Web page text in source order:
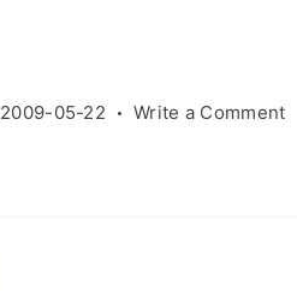
2009-05-22 Write a Commenton